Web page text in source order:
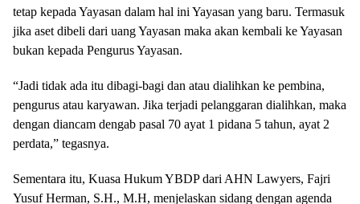
tetap kepada Yayasan dalam hal ini Yayasan yang baru. Termasuk
jika aset dibeli dari uang Yayasan maka akan kembali ke Yayasan
bukan kepada Pengurus Yayasan.
“Jadi tidak ada itu dibagi-bagi dan atau dialihkan ke pembina,
pengurus atau karyawan. Jika terjadi pelanggaran dialihkan, maka
dengan diancam dengab pasal 70 ayat 1 pidana 5 tahun, ayat 2
perdata,” tegasnya.
Sementara itu, Kuasa Hukum YBDP dari AHN Lawyers, Fajri
Yusuf Herman, S.H., M.H, menjelaskan sidang dengan agenda